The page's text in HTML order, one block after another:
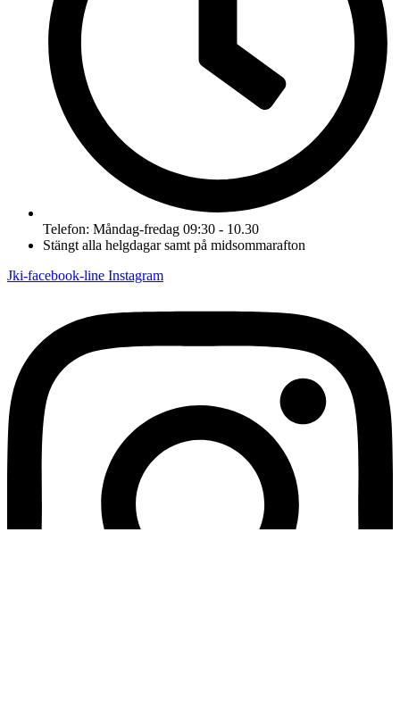
Telefon: Måndag-fredag 09:30 - 10.30
Stängt alla helgdagar samt på midsommarafton
Jki-facebook-line Instagram